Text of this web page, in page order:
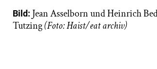
Bild: Jean Asselborn und Heinrich
Tutzing(Foto: Haist/eat archiv)